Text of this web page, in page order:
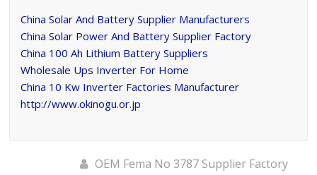
China Solar And Battery Supplier Manufacturers
China Solar Power And Battery Supplier Factory
China 100 Ah Lithium Battery Suppliers
Wholesale Ups Inverter For Home
China 10 Kw Inverter Factories Manufacturer
http://www.okinogu.or.jp
OEM Fema No 3787 Supplier Factory